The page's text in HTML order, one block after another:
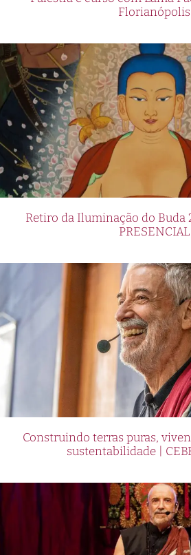
Florianópolis
Retiro da Iluminação do Buda
PRESENCIAL
Construindo terras puras,
sustentabilidade |